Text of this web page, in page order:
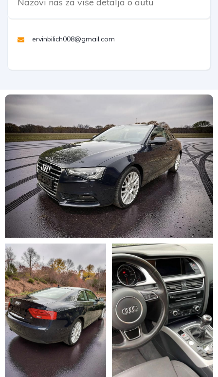
ervinbilich008@gmail.com